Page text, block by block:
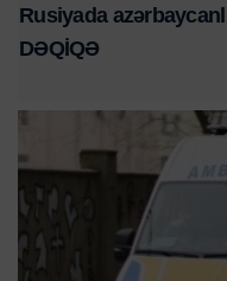
Rusiyada
DƏQİQƏ